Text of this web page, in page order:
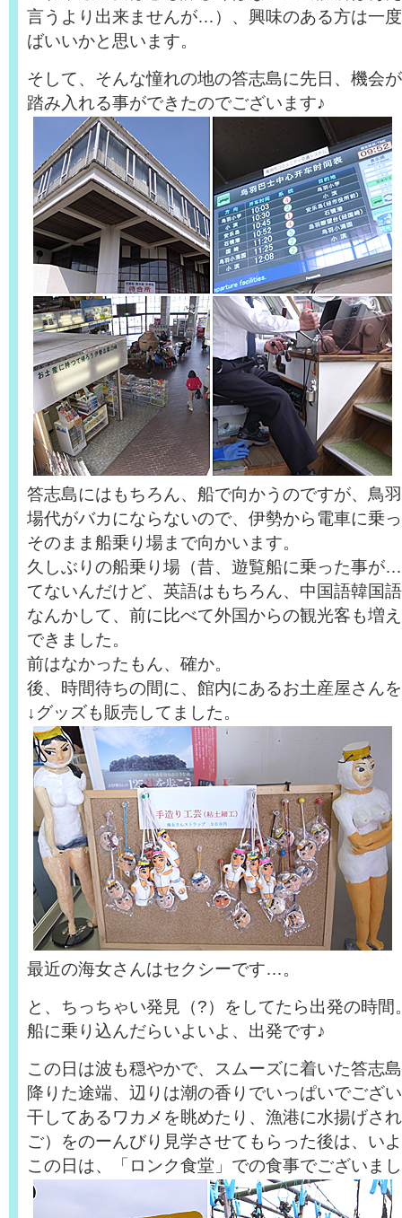
言うより出来ませんが…）、興味のある方は一
ばいいかと思います。
そして、そんな憧れの地の答志島に先日、機会
踏み入れる事ができたのでございます♪
答志島にはもちろん、船で向かうのですが、鳥
場代がバカにならないので、伊勢から電車に乗
そのまま船乗り場まで向かいます。
久しぶりの船乗り場（昔、遊覧船に乗った事が
てないんだけど、英語はもちろん、中国語韓国
なんかして、前に比べて外国からの観光客も増
できました。
前はなかったもん、確か。
後、時間待ちの間に、館内にあるお土産屋さん
↓グッズも販売してました。
最近の海女さんはセクシーです…。
と、ちっちゃい発見（?）をしてたら出発の時間
船に乗り込んだらいよいよ、出発です♪
この日は波も穏やかで、スムーズに着いた答志
降りた途端、辺りは潮の香りでいっぱいでござ
干してあるワカメを眺めたり、漁港に水揚げさ
ご）をのーんびり見学させてもらった後は、い
この日は、「ロンク食堂」での食事でございま